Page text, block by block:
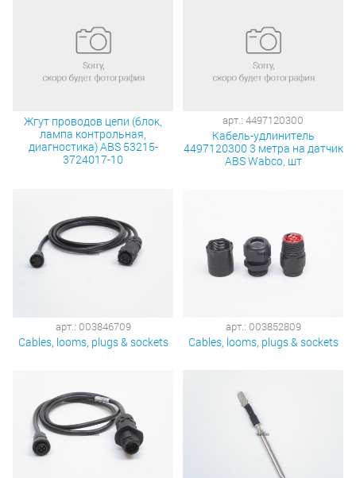
Жгут проводов цепи (блок,
лампа контрольная,
диагностика) ABS 53215-
3724017-10
арт.: 4497120300
Кабель-удлинитель
4497120300 3 метра на датчик
АBS Wabco, шт
арт.: 003846709
Cables, looms, plugs & sockets
арт.: 003852809
Cables, looms, plugs & sockets